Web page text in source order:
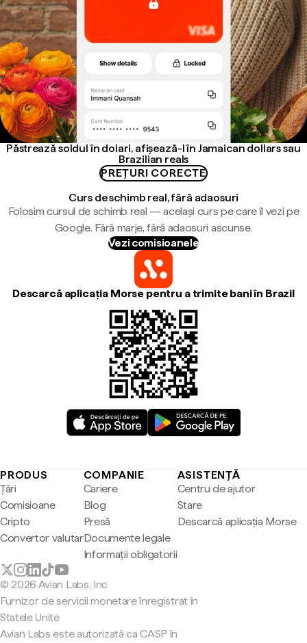
Păstrează soldul în dolari, afișează-l în Jamaican dollars sau
Brazilian reals
PREȚURI CORECTE
Curs de schimb real, fără adaosuri
Folosim cursul de schimb real — același curs pe care îl vezi pe
Google. Fără marje, fără adaosuri ascunse.
Vezi comisioanele
Descarcă aplicația Morse pentru a trimite bani în Brazil
PRODUS
Țări
Comisioane
Cripto
Convertor valutar
COMPANIE
Cariere
Blog
Presă
Documente legale
Informații obligatorii
ASISTENȚĂ
Centru de ajutor
Stare
Descarcă aplicația Morse
© 2026 Avian Labs, Inc
Furnizor de servicii monetare înregistrat în
Statele Unite
Avian Labs este autorizată ca CASP în